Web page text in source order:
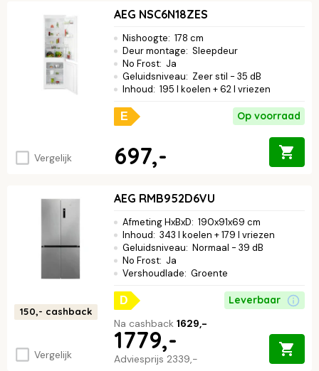
Vergelijk
AEG NSC6N18ZES
Nishoogte: 178 cm
Deur montage: Sleepdeur
No Frost: Ja
Geluidsniveau: Zeer stil - 35 dB
Inhoud: 195 l koelen + 62 l vriezen
E Op voorraad
697,-
150,- cashback
Vergelijk
AEG RMB952D6VU
Afmeting HxBxD: 190x91x69 cm
Inhoud: 343 l koelen + 179 l vriezen
Geluidsniveau: Normaal - 39 dB
No Frost: Ja
Vershoudlade: Groente
D Leverbaar
Adviesprijs 2339,-
1779,-
Na cashback 1629,-